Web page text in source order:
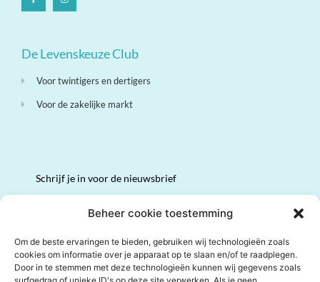
Beheer cookie toestemming
Om de beste ervaringen te bieden, gebruiken wij technologieën zoals
cookies om informatie over je apparaat op te slaan en/of te raadplegen.
Door in te stemmen met deze technologieën kunnen wij gegevens zoals
De Levenskeuze Club
Voor twintigers en dertigers
Voor de zakelijke markt
Schrijf je in voor de nieuwsbrief
Email*